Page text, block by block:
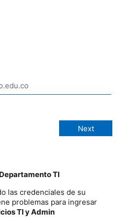
Departamento TI
las credenciales de su
problemas para ingresar
TI y Admin